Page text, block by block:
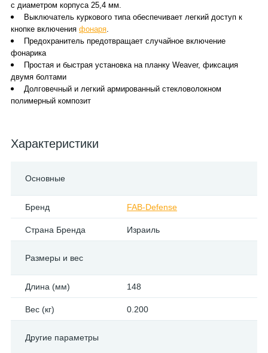
с диаметром корпуса 25,4 мм.
Выключатель куркового типа обеспечивает легкий доступ к
кнопке включения фонаря.
Предохранитель предотвращает случайное включение
фонарика
Простая и быстрая установка на планку Weaver, фиксация
двумя болтами
Долговечный и легкий армированный стекловолокном
полимерный композит
Характеристики
Основные
Бренд FAB-Defense
Страна Бренда Израиль
Размеры и вес
Длина (мм) 148
Вес (кг) 0.200
Другие параметры